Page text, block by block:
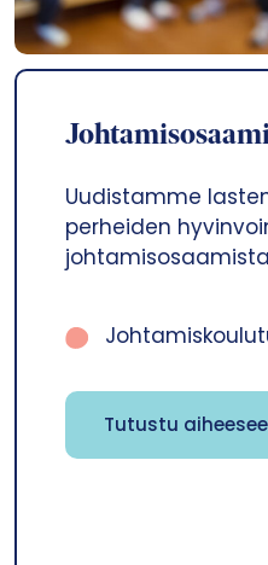
Uudistamme
perheiden
Tutustu